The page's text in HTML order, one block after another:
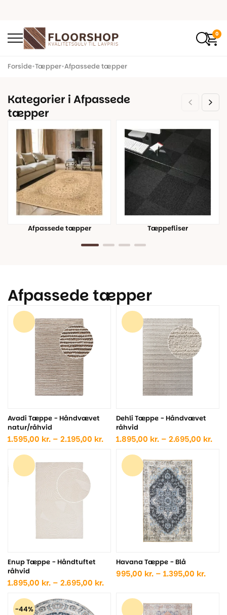
0
Forside•Tæpper•Afpassede tæpper
Kategorier i Afpassede
tæpper
Afpassede tæpper Tæppefliser
Afpassede tæpper
Avadi Tæppe - Håndvævet
natur/råhvid
1.595,00 kr. – 2.195,00 kr.Prisinterval:
2.195,00 kr.
Dehli Tæppe - Håndvævet
råhvid
1.895,00 kr. – 2.695,00 kr.
Enup Tæppe - Håndtuftet
råhvid
1.895,00 kr. – 2.695,00 kr.Prisinterval:
2.695,00 kr.
Havana Tæppe - Blå
995,00 kr. – 1.395,00 kr.
-44%